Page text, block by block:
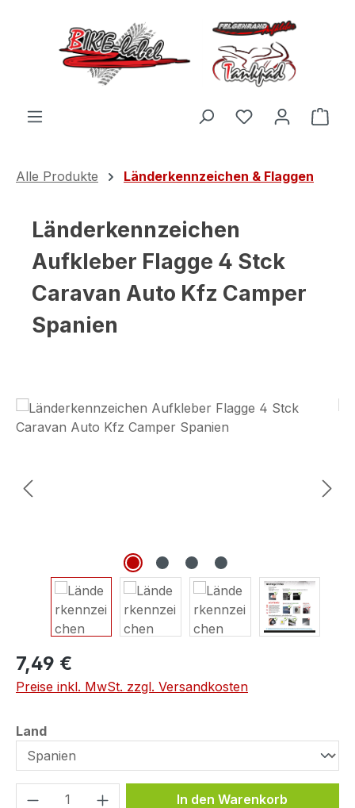
Zum Hauptinhalt springen
Du hast 0
Alle Produkte Länderkennzeichen & Flaggen
Länderkennzeichen
Aufkleber Flagge 4 Stck
Caravan Auto Kfz Camper
Spanien
Bildergalerie überspringen
7,49 €
Preise inkl. MwSt. zzgl. Versandkosten
Landauswählen
Produkt Anzahl: Gib denIn den Warenkorb